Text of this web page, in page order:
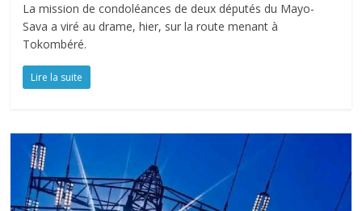
La mission de condoléances de deux députés du Mayo-
Sava a viré au drame, hier, sur la route menant à
Tokombéré.
Lire la suite